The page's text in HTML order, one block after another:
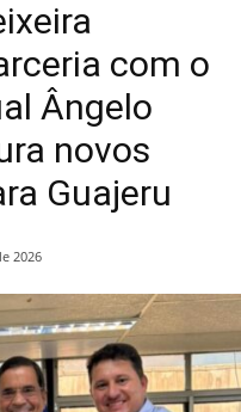
com o
Ângelo
novos
Guajeru
2026